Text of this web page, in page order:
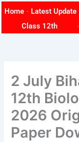
content
Home Latest Update
Class 12th
2 July
12th
2026
Paper